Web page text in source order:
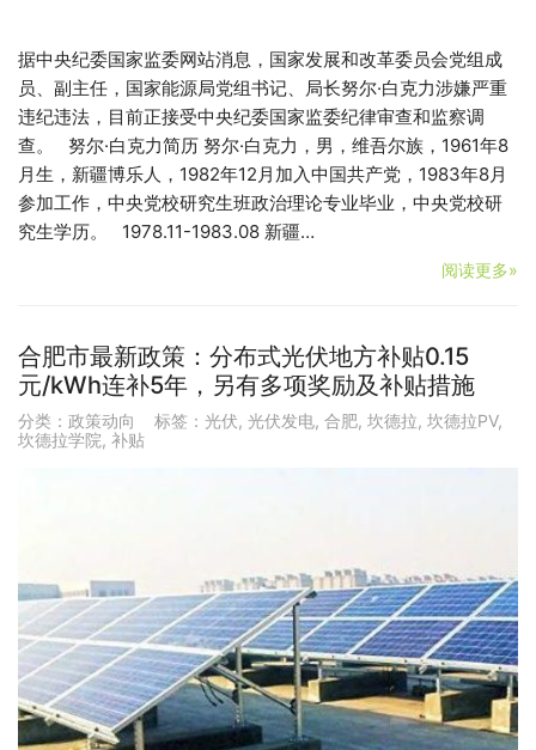
据中央纪委国家监委网站消息，国家发展和改革委员会党组成
员、副主任，国家能源局党组书记、局长努尔·白克力涉嫌严重
违纪违法，目前正接受中央纪委国家监委纪律审查和监察调
查。 努尔·白克力简历 努尔·白克力，男，维吾尔族，1961年8
月生，新疆博乐人，1982年12月加入中国共产党，1983年8月
参加工作，中央党校研究生班政治理论专业毕业，中央党校研
究生学历。 1978.11-1983.08 新疆…
阅读更多»
合肥市最新政策：分布式光伏地方补贴0.15
元/kWh连补5年，另有多项奖励及补贴措施
分类： 政策动向 标签： 光伏, 光伏发电, 合肥, 坎德拉, 坎德拉PV,
坎德拉学院, 补贴